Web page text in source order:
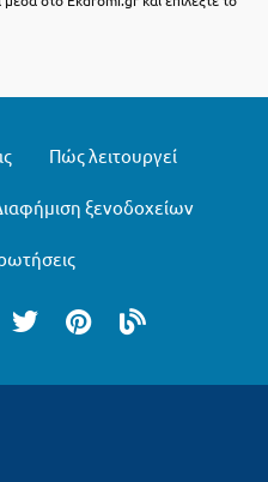
Πώς λειτουργεί
ξενοδοχείων